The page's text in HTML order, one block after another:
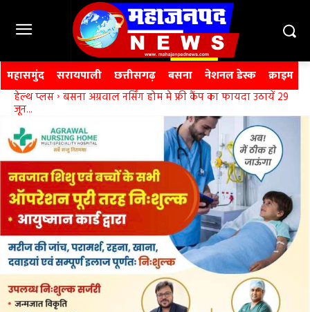
महासमुंद सरायपाली छत्तीसगढ़ बसना नेशनल डेस्क क्राइम
हेल्थ प्लस बसना अग्रवाल नर्सिंग होम मे फ्री कैंप का फायदा उठायें 29
जून...